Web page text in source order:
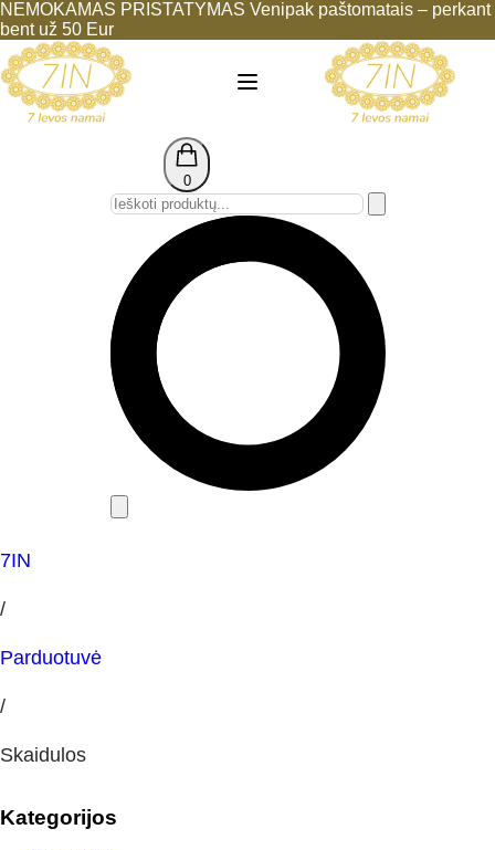
NEMOKAMAS PRISTATYMAS Venipak paštomatais – perkant
bent už 50 Eur
0
7IN
/
Parduotuvė
/
Skaidulos
Kategorijos